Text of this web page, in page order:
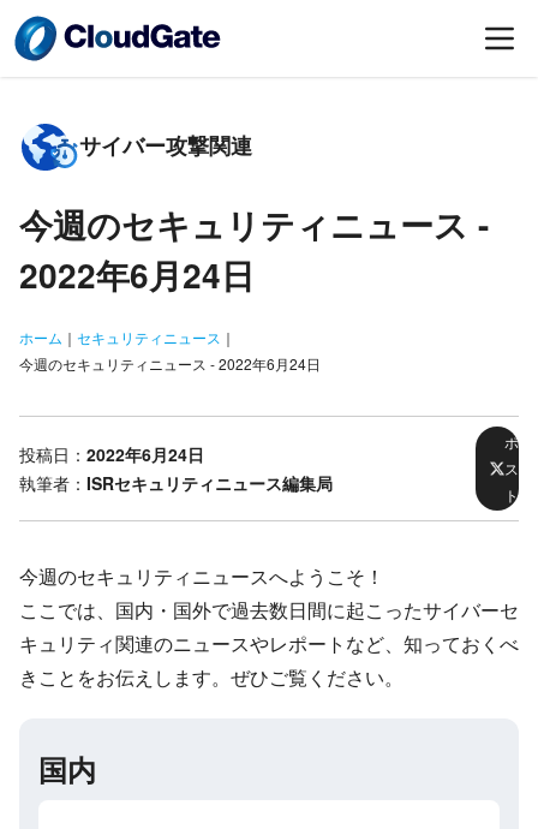
サイバー攻撃関連
今週のセキュリティニュース -
2022年6月24日
ホーム ｜ セキュリティニュース ｜
今週のセキュリティニュース - 2022年6月24日
投稿日： 2022年6月24日
執筆者： ISRセキュリティニュース編集局
ポ
ス
ト
今週のセキュリティニュースへようこそ！
ここでは、国内・国外で過去数日間に起こったサイバーセ
キュリティ関連のニュースやレポートなど、知っておくべ
きことをお伝えします。ぜひご覧ください。
国内